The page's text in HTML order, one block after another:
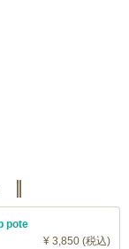
pote
¥ 3,850 (税込)